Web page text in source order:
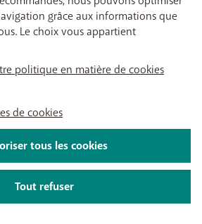
Informations légales
Malines
grâce aux informations que
Le choix vous appartient
politique en matière de cookies
de cookies
Tout refuser
tous les cookies